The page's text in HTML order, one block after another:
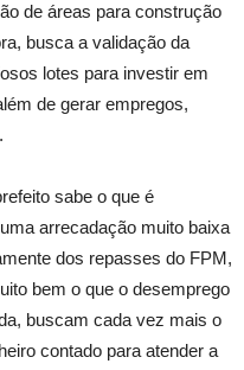
de áreas para construção
busca a validação da
lotes para investir em
de gerar empregos,
sabe o que é
arrecadação muito baixa
dos repasses do FPM,
bem o que o desemprego
buscam cada vez mais o
contado para atender a